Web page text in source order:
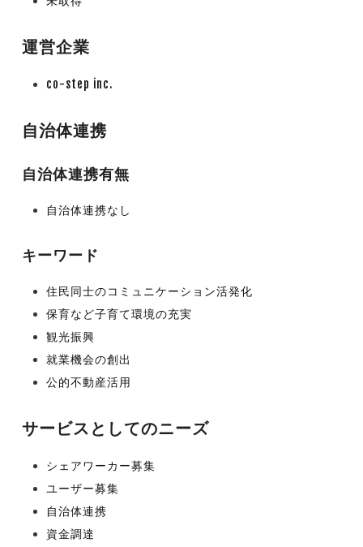
運営企業
co-step inc.
自治体連携
自治体連携有無
自治体連携なし
キーワード
住民同士のコミュニケーション活発化
保育など子育て環境の充実
観光振興
就業機会の創出
公的不動産活用
サービスとしてのニーズ
シェアワーカー募集
ユーザー募集
自治体連携
資金調達